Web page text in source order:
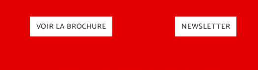
VOIR LA BROCHURE NEWSLETTER